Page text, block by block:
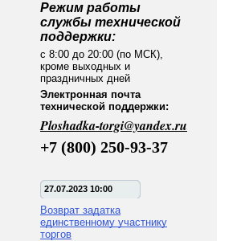
Режим работы
службы технической
поддержки:
с 8:00 до 20:00 (по МСК),
кроме выходных и
праздничных дней
Электронная почта
технической поддержки:
Ploshadka-torgi@yandex.ru
+7 (800) 250-93-37
27.07.2023 10:00
Возврат задатка
единственному участнику
торгов